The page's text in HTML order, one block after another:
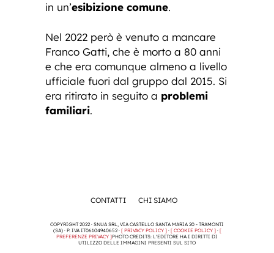
in un’esibizione comune.
Nel 2022 però è venuto a mancare
Franco Gatti, che è morto a 80 anni
e che era comunque almeno a livello
ufficiale fuori dal gruppo dal 2015. Si
era ritirato in seguito a problemi
familiari.
CONTATTI CHI SIAMO
COPYRIGHT 2022 · SNUA SRL, VIA CASTELLO SANTA MARIA 20 - TRAMONTI
(SA) · P. IVA IT06104940652 · [ PRIVACY POLICY ]· [ COOKIE POLICY ]· [
PREFERENZE PRIVACY ]PHOTO CREDITS: L'EDITORE HA I DIRITTI DI
UTILIZZO DELLE IMMAGINI PRESENTI SUL SITO